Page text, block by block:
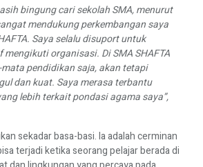
bingung cari sekolah SMA, menurut
mendukung perkembangan saya
Saya selalu disuport untuk
organisasi. Di SMA SHAFTA
pendidikan saja, akan tetapi
dan kuat. Saya merasa terbantu
lebih terkait pondasi agama saya”,
sekadar basa-basi. Ia adalah cerminan
terjadi ketika seorang pelajar berada di